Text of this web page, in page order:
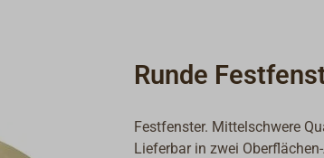
Runde
Festfenster. Mittelschwere
Lieferbar in zwei